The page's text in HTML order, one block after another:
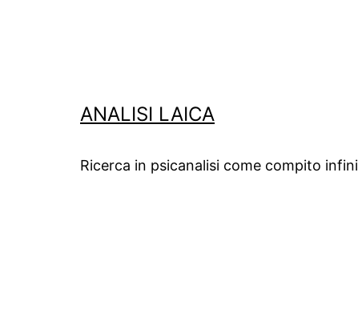
ANALISI LAICA
Ricerca in psicanalisi come compito